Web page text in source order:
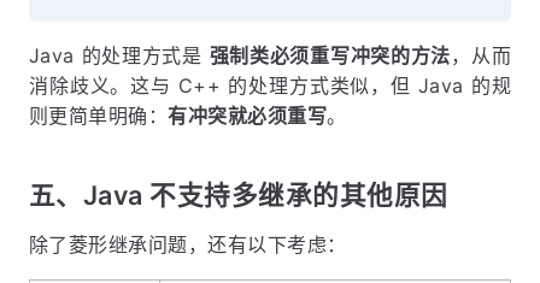
Java 的处理方式是 强制类必须重写冲突的方法，从而
消除歧义。这与 C++ 的处理方式类似，但 Java 的规
则更简单明确：有冲突就必须重写。
五、Java 不支持多继承的其他原因
除了菱形继承问题，还有以下考虑：